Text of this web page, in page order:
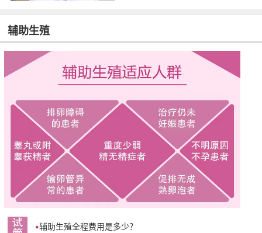
辅助生殖
辅助生殖全程费用是多少？